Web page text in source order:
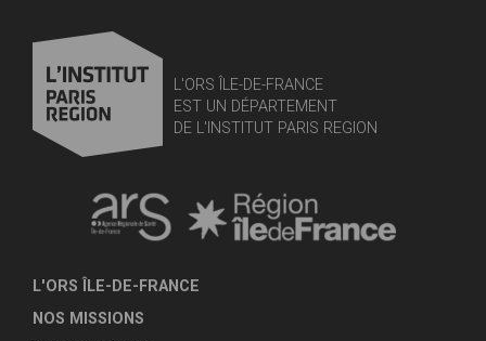
L'ORS ÎLE-DE-FRANCE
EST UN DÉPARTEMENT
DE L'INSTITUT PARIS REGION
L'ORS ÎLE-DE-FRANCE
NOS MISSIONS